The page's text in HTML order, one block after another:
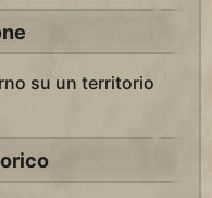
su un territorio